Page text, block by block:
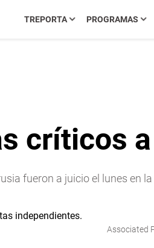
TREPORTA PROGRAMAS
críticos
fueron a juicio el lunes en
Associated